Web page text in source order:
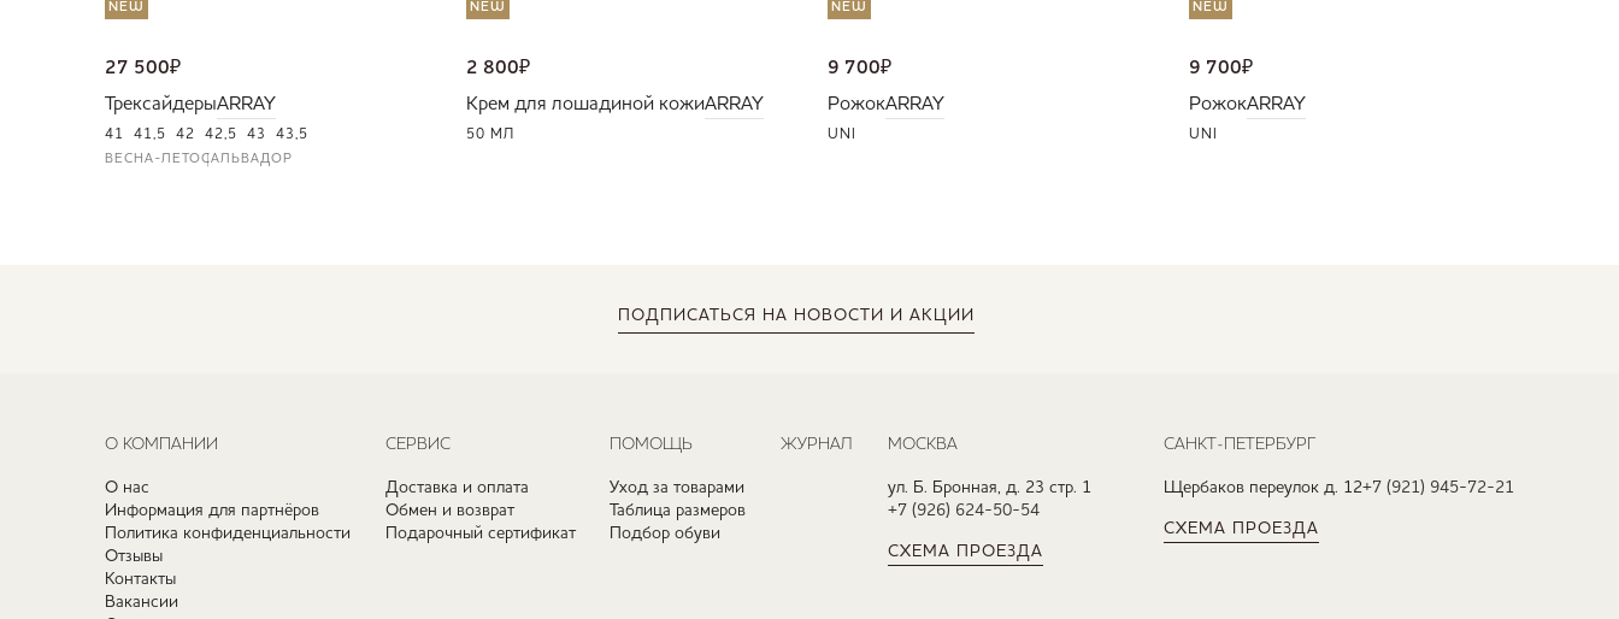
NEW
27 500₽
ТрексайдерыARRAY
41 41,5 42 42,5 43 43,5
ВЕСНА-ЛЕТОСАЛЬВАДОР
NEW
2 800₽
Крем для лошадиной кожиARRAY
50 МЛ
NEW
9 700₽
РожокARRAY
UNI
NEW
9 700₽
РожокARRAY
UNI
ПОДПИСАТЬСЯ НА НОВОСТИ И АКЦИИ
О КОМПАНИИ
О нас
Информация для партнёров
Политика конфиденциальности
Отзывы
Контакты
Вакансии
СЕРВИС
Доставка и оплата
Обмен и возврат
Подарочный сертификат
ПОМОЩЬ
Уход за товарами
Таблица размеров
Подбор обуви
ЖУРНАЛ МОСКВА
ул. Б. Бронная, д. 23 стр. 1
+7 (926) 624-50-54
СХЕМА ПРОЕЗДА
САНКТ-ПЕТЕРБУРГ
Щербаков переулок д. 12+7 (921) 945-72-21
СХЕМА ПРОЕЗДА